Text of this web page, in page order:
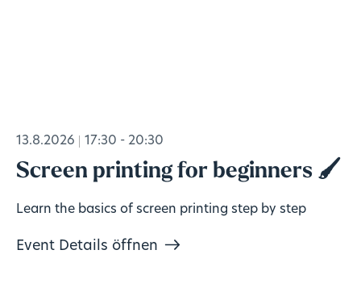
13.8.2026 17:30 - 20:30
Screen printing for beginners 🖌️
Learn the basics of screen printing step by step
Event Details öffnen